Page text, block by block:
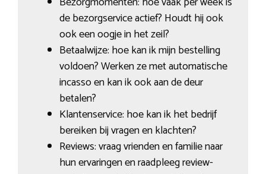
de bezorgservice actief? Houdt hij ook
ook een oogje in het zeil?
Betaalwijze: hoe kan ik mijn bestelling
voldoen? Werken ze met automatische
incasso en kan ik ook aan de deur
betalen?
Klantenservice: hoe kan ik het bedrijf
bereiken bij vragen en klachten?
Reviews: vraag vrienden en familie naar
hun ervaringen en raadpleeg review-